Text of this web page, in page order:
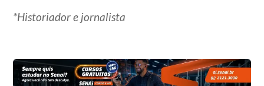
*Historiador e jornalista